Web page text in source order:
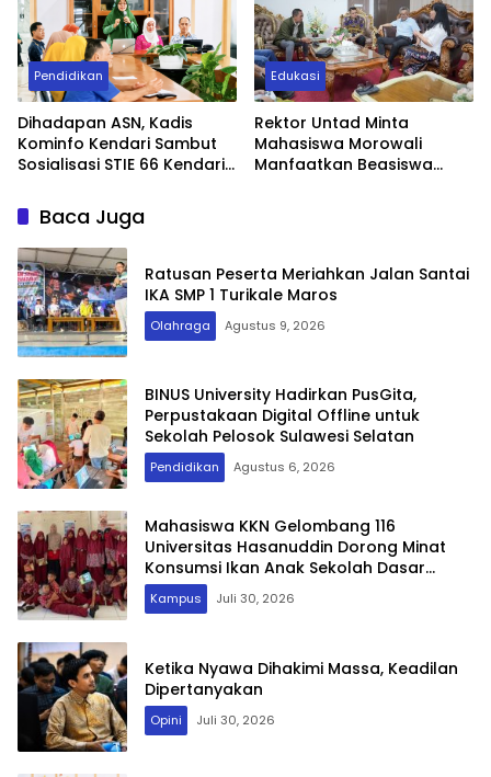
Pendidikan
Dihadapan ASN, Kadis
Kominfo Kendari Sambut
Sosialisasi STIE 66 Kendari,
Pemkot dan Kampus
Tentang Beasiswa
Edukasi
Rektor Untad Minta
Mahasiswa Morowali
Manfaatkan Beasiswa
Baca Juga
Ratusan Peserta Meriahkan Jalan Santai
IKA SMP 1 Turikale Maros
Olahraga Agustus 9, 2026
BINUS University Hadirkan PusGita,
Perpustakaan Digital Offline untuk
Sekolah Pelosok Sulawesi Selatan
Pendidikan Agustus 6, 2026
Mahasiswa KKN Gelombang 116
Universitas Hasanuddin Dorong Minat
Konsumsi Ikan Anak Sekolah Dasar
melalui Program GEMARI
Kampus Juli 30, 2026
Ketika Nyawa Dihakimi Massa, Keadilan
Dipertanyakan
Opini Juli 30, 2026